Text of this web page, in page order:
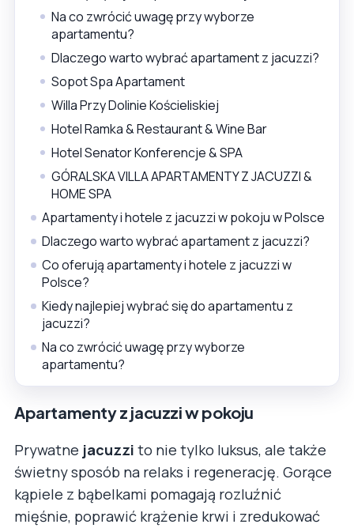
Na co zwrócić uwagę przy wyborze
apartamentu?
Dlaczego warto wybrać apartament z jacuzzi?
Sopot Spa Apartament
Willa Przy Dolinie Kościeliskiej
Hotel Ramka & Restaurant & Wine Bar
Hotel Senator Konferencje & SPA
GÓRALSKA VILLA APARTAMENTY Z JACUZZI &
HOME SPA
Apartamenty i hotele z jacuzzi w pokoju w Polsce
Dlaczego warto wybrać apartament z jacuzzi?
Co oferują apartamenty i hotele z jacuzzi w
Polsce?
Kiedy najlepiej wybrać się do apartamentu z
jacuzzi?
Na co zwrócić uwagę przy wyborze
apartamentu?
Apartamenty z jacuzzi w pokoju
Prywatne jacuzzi to nie tylko luksus, ale także
świetny sposób na relaks i regenerację. Gorące
kąpiele z bąbelkami pomagają rozluźnić
mięśnie, poprawić krążenie krwi i zredukować